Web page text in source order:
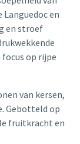
Languedoc en
en stroef
op rijpe
van kersen,
Gebotteld op
fruitkracht en